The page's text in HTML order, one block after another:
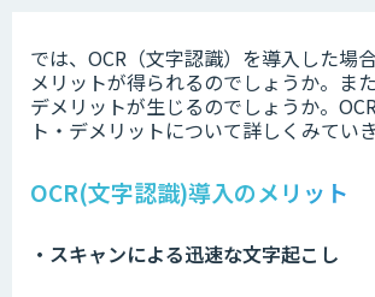
では、OCR（文字認識）を導入した場
メリットが得られるのでしょうか。ま
デメリットが生じるのでしょうか。
ト・デメリットについて詳しくみてい
OCR(文字認識)導入のメリット
・スキャンによる迅速な文字起こし